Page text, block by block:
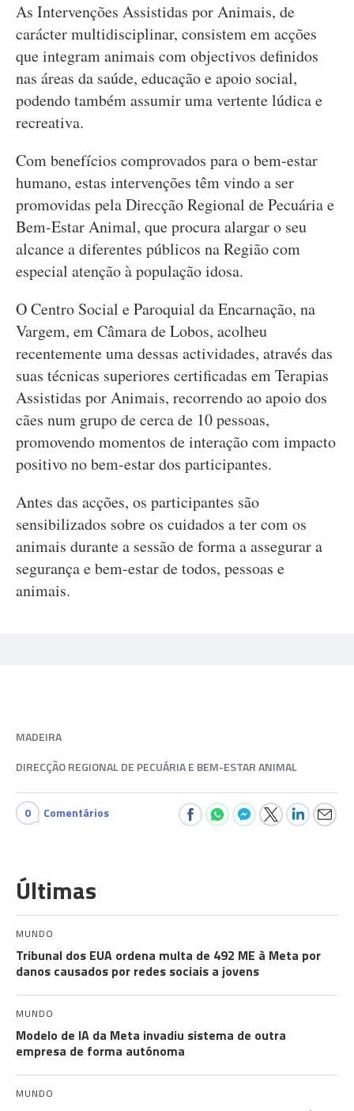
As Intervenções Assistidas por Animais, de
carácter multidisciplinar, consistem em acções
que integram animais com objectivos definidos
nas áreas da saúde, educação e apoio social,
podendo também assumir uma vertente lúdica e
recreativa.
Com benefícios comprovados para o bem-estar
humano, estas intervenções têm vindo a ser
promovidas pela Direcção Regional de Pecuária e
Bem-Estar Animal, que procura alargar o seu
alcance a diferentes públicos na Região com
especial atenção à população idosa.
O Centro Social e Paroquial da Encarnação, na
Vargem, em Câmara de Lobos, acolheu
recentemente uma dessas actividades, através das
suas técnicas superiores certificadas em Terapias
Assistidas por Animais, recorrendo ao apoio dos
cães num grupo de cerca de 10 pessoas,
promovendo momentos de interação com impacto
positivo no bem-estar dos participantes.
Antes das acções, os participantes são
sensibilizados sobre os cuidados a ter com os
animais durante a sessão de forma a assegurar a
segurança e bem-estar de todos, pessoas e
animais.
MADEIRA
DIRECÇÃO REGIONAL DE PECUÁRIA E BEM-ESTAR ANIMAL
0 Comentários
Últimas
MUNDO
Tribunal dos EUA ordena multa de 492 ME à Meta por
danos causados por redes sociais a jovens
MUNDO
Modelo de IA da Meta invadiu sistema de outra
empresa de forma autónoma
MUNDO